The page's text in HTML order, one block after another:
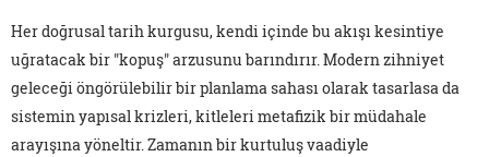
Her doğrusal tarih kurgusu, kendi içinde bu akışı kesintiye
uğratacak bir "kopuş" arzusunu barındırır. Modern zihniyet
geleceği öngörülebilir bir planlama sahası olarak tasarlasa da
sistemin yapısal krizleri, kitleleri metafizik bir müdahale
arayışına yöneltir. Zamanın bir kurtuluş vaadiyle